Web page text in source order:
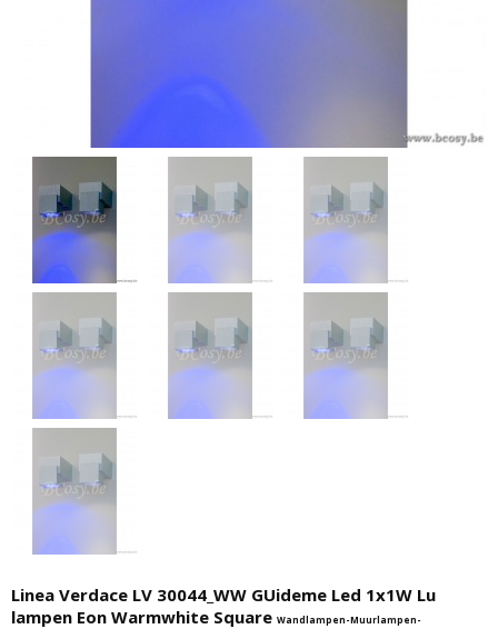
Linea Verdace LV 30044_WW GUideme Led 1x1W Lu
lampen Eon Warmwhite Square Wandlampen-Muurlampen-